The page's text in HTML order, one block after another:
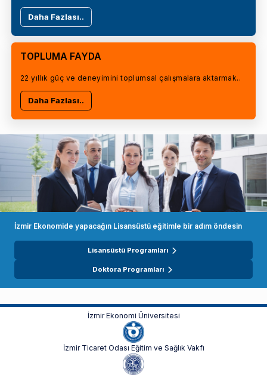
Daha Fazlası..
TOPLUMA FAYDA
22 yıllık güç ve deneyimini toplumsal çalışmalara aktarmak..
Daha Fazlası..
İzmir Ekonomide yapacağın Lisansüstü eğitimle bir adım öndesin
Lisansüstü Programları
Doktora Programları
İzmir Ekonomi Üniversitesi
İzmir Ticaret Odası Eğitim ve Sağlık Vakfı